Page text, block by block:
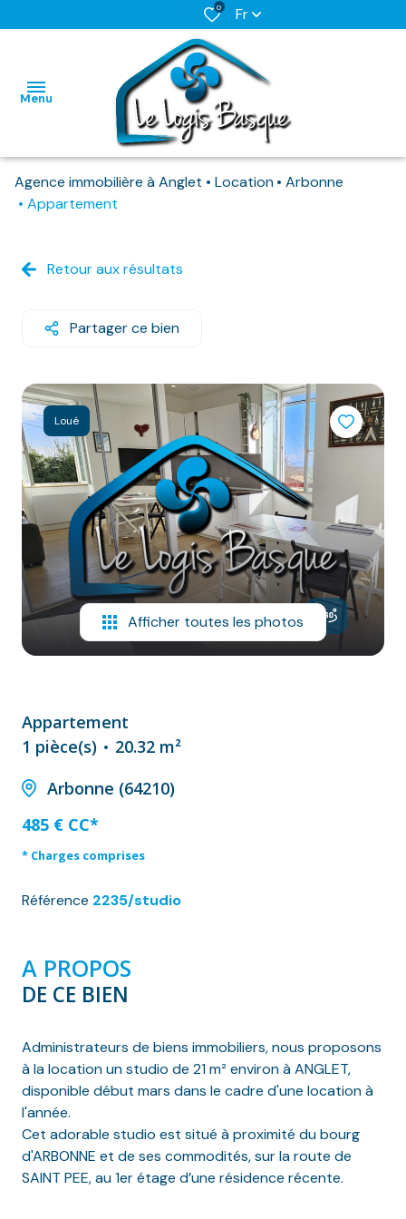
0 Fr
Menu
L'AGENCE
DISPONIBLES
PRO
BIENS
LOUES
PRO
NOS
VILLES
DOSSIER DE
CANDIDATURE
NOS
PRESTATIONS
CONTACT
Agence immobilière à Anglet Location
Arbonne
Appartement
Retour aux résultats
Partager ce bien
Loué
Afficher toutes les photos
Appartement
1 pièce(s)
20.32 m²
Arbonne (64210)
485 € CC*
* Charges comprises
Référence 2235/studio
A PROPOS
DE CE BIEN
Administrateurs de biens immobiliers, nous proposons
à la location un studio de 21 m² environ à ANGLET,
disponible début mars dans le cadre d'une location à
l'année.
Cet adorable studio est situé à proximité du bourg
d'ARBONNE et de ses commodités, sur la route de
SAINT PEE, au 1er étage d’une résidence récente.